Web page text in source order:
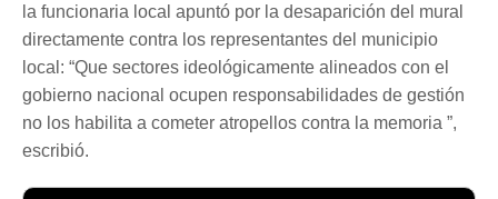
la funcionaria local apuntó por la desaparición del mural
directamente contra los representantes del municipio
local: “Que sectores ideológicamente alineados con el
gobierno nacional ocupen responsabilidades de gestión
no los habilita a cometer atropellos contra la memoria ”,
escribió.